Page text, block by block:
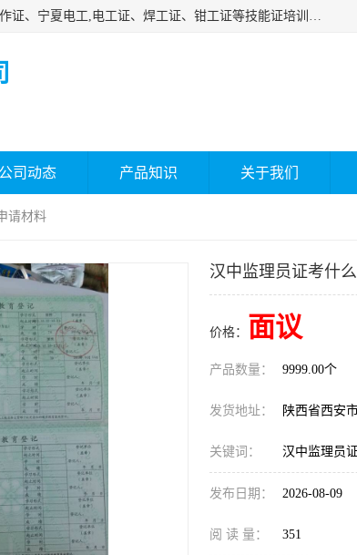
杰森教育专业提供电工证报名、安全员报名考试、特种作业操作证、操作证、宁夏电工,电工证、焊工证、钳工证等技能证培训课程。
公司动态 产品知识 关于我们
请材料
汉中监理员证考什
价格： 面议
产品数量： 9999.00个
发货地址： 陕西省西安
关键词： 汉中监理员
发布日期： 2026-08-09
阅 读 量： 351